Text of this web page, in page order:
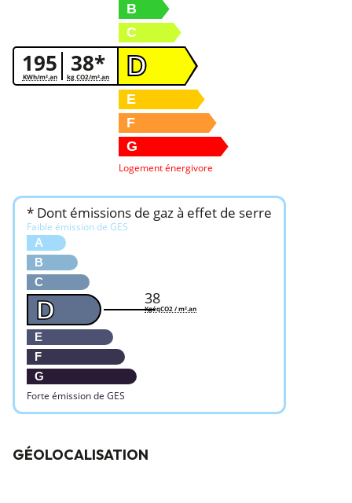
195
KWh/m².an 38*
kg CO2/m².an
B
C
D
E
F
G
Logement énergivore
* Dont émissions de gaz à effet de serre
Faible émission de GES
A
B
C
D
E
F
G
Forte émission de GES
38
KgéqCO2 / m².an
GÉOLOCALISATION